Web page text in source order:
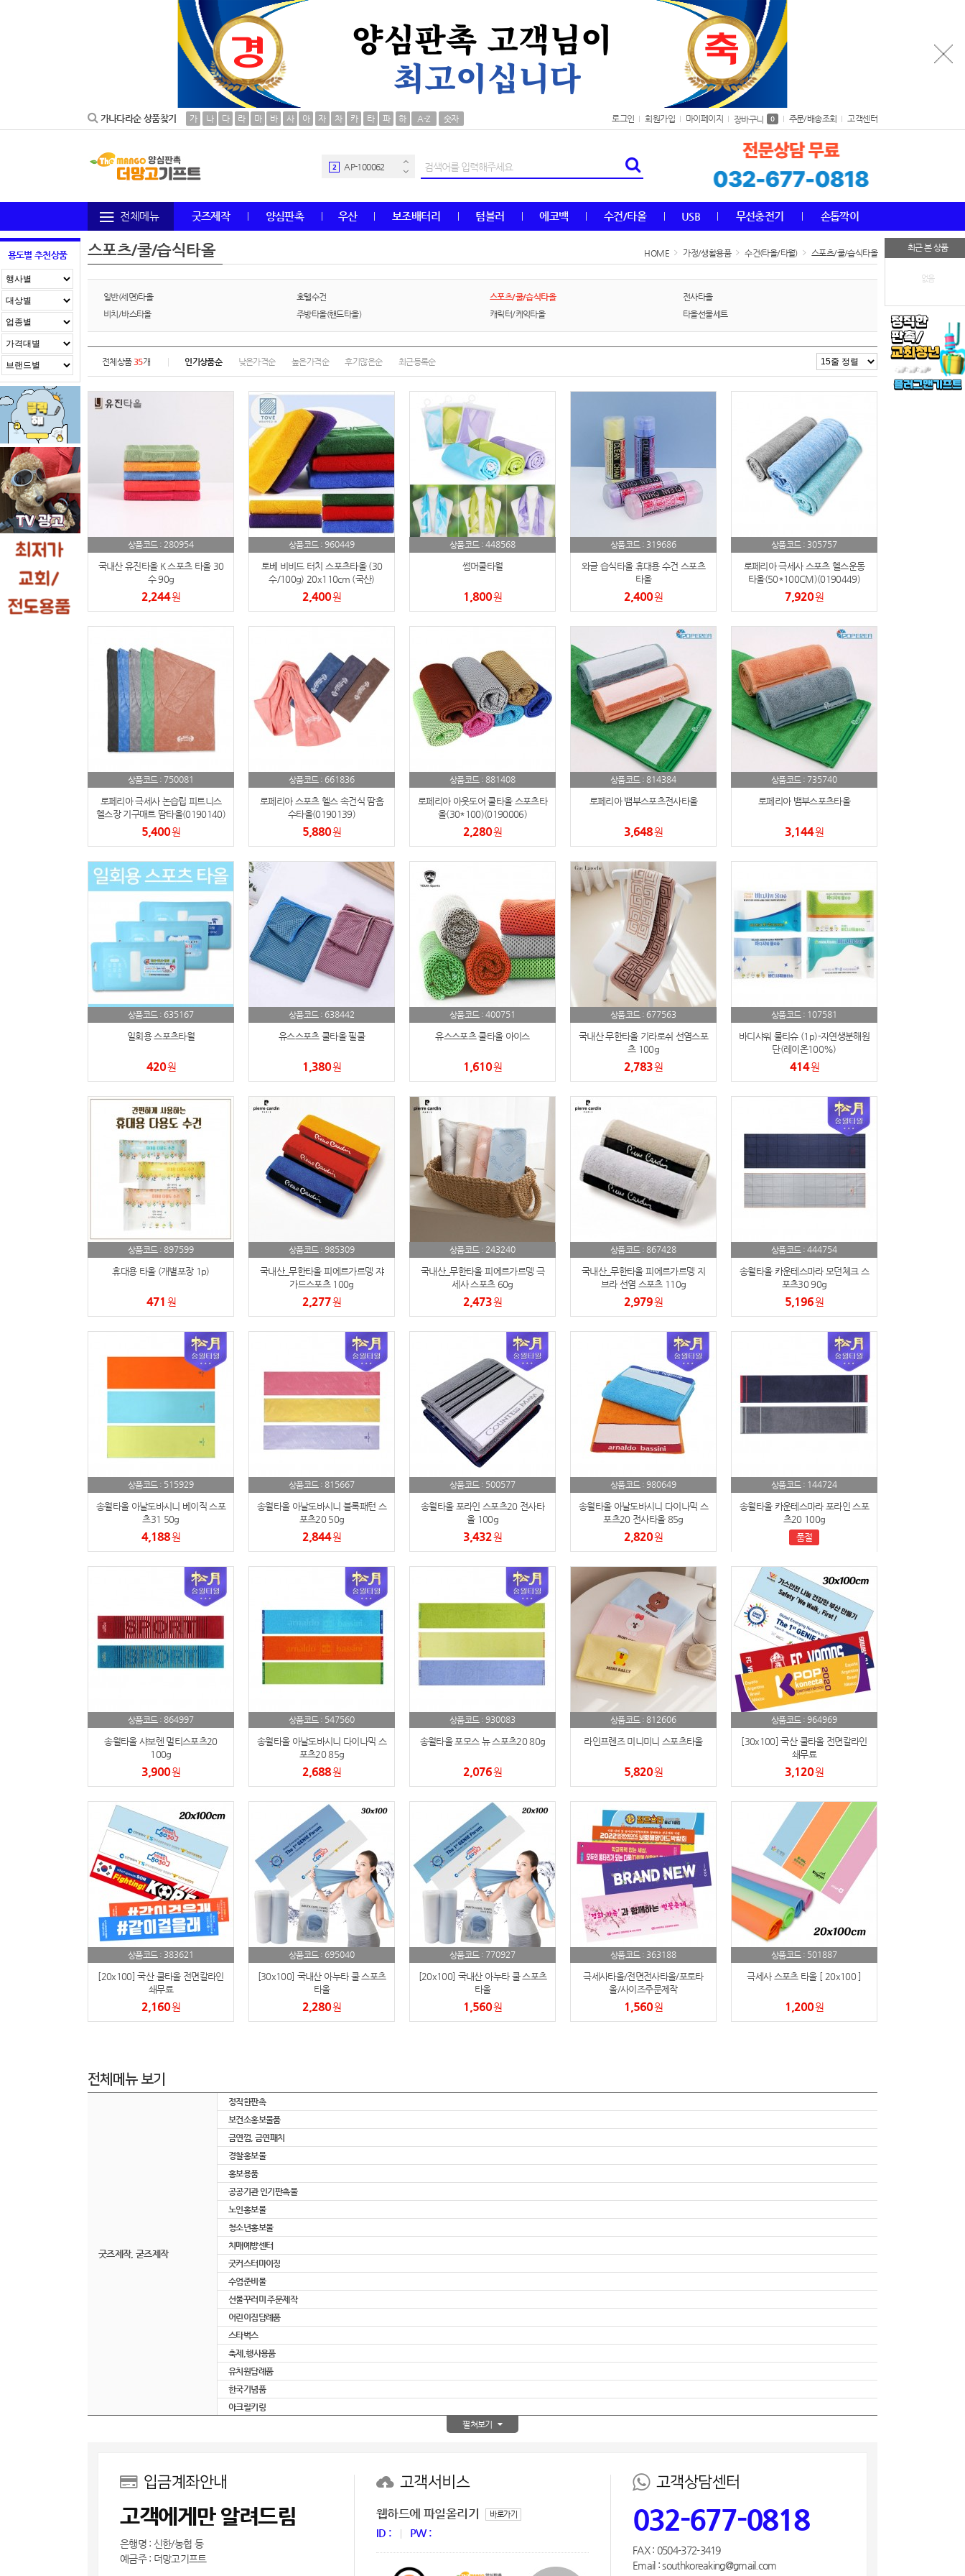
가나다라순 상품찾기 가 나 다 라 마 바 사 아 자 차 카 타 파 하 A-Z 숫자 로그인 회원가입 마이페이지 장바구니 0 주문/배송조회 고객센터
2 AP-100062
4 수건
볼펜
텀블러
10 AP-100125
11 usb
12 보조배터리
송월타올
14 에코백
15 AP-100025
16 쿠션
18 노트
19 스테들러
20
22 티슈
23
24 손톱깍이
AP-100071
26 보냉
27 AP-100052
AP-100150
AP-100084
1 우산
3 타올
4 수건
5 볼펜
6 양심판촉
7 여행
8
파우치
AP-100125
11 usb
보조배터리
14 에코백
AP-100050
노트
19 스테들러
20 구급
21 물티슈
22 티슈
24 손톱깍이
AP-100071
26 보냉
27 AP-100052
AP-100150
30
전체메뉴 굿즈제작 양심판촉 우산 보조배터리 텀블러 에코백 수건/타올 USB 무선충전기 손톱깍이
용도별 추천상품
최근 본 상품
없음
스포츠/쿨/습식타올 HOME 가정/생활용품 수건(타올/타월) 스포츠/쿨/습식타올
일반(세면)타올 호텔수건 스포츠/쿨/습식타올
전사타올
비치/바스타올
주방타올(핸드타올) 캐릭터/케익타올 타올선물세트
전체상품 35개 인기상품순 낮은가격순 높은가격순 후기많은순 최근등록순
상품코드 : 280954
국내산 유진타올 K 스포츠 타올 30
수 90g
2,244원
상품코드 : 960449
토베 비비드 터치 스포츠타올 (30
수/100g) 20x110cm (국산)
2,400원
상품코드 : 448568
썸머쿨타월
1,800원
상품코드 : 319686
와글 습식타올 휴대용 수건 스포츠
타올
2,400원
상품코드 : 305757
로페리아 극세사 스포츠 헬스운동
타올(50*100CM)(0190449)
7,920원
상품코드 : 750081
로페리아 극세사 논습립 피트니스
헬스장 기구매트 땀타올(0190140)
5,400원
상품코드 : 661836
로페리아 스포츠 헬스 속건식 땀흡
수타올(0190139)
5,880원
상품코드 : 881408
로페리아 아웃도어 쿨타올 스포츠타
올(30*100)(0190006)
2,280원
상품코드 : 814384
로페리아 뱀부스포츠전사타올
3,648원
상품코드 : 735740
로페리아 뱀부스포츠타올
3,144원
상품코드 : 635167
일회용 스포츠타월
420원
상품코드 : 638442
유스스포츠 쿨타올 필쿨
1,380원
상품코드 : 400751
유스스포츠 쿨타올 아이스
1,610원
상품코드 : 677563
국내산 무한타올 기라로쉬 선염스포
츠 100g
2,783원
상품코드 : 107581
바디샤워 물티슈 (1p)-자연생분해원
단(레이온100%)
414원
상품코드 : 897599
휴대용 타올 (개별포장 1p)
471 원
상품코드 : 985309
국내산_무한타올 피에르가르뎅 쟈
가드스포츠 100g
2,277원
상품코드 : 243240
국내산_무한타올 피에르가르뎅 극
세사 스포츠 60g
2,473원
상품코드 : 867428
국내산_무한타올 피에르가르뎅 지
브라 선염 스포츠 110g
2,979원
상품코드 : 444754
송월타올 카운테스마라 모던체크 스
포츠30 90g
5,196원
상품코드 : 515929
송월타올 아날도바시니 베이직 스포
츠31 50g
4,188원
상품코드 : 815667
송월타올 아날도바시니 블록패턴 스
포츠20 50g
2,844원
상품코드 : 500577
송월타올 포라인 스포츠20 전사타
올 100g
3,432원
상품코드 : 980649
송월타올 아날도바시니 다이나믹 스
포츠20 전사타올 85g
2,820원
상품코드 : 144724
송월타올 카운테스마라 포라인 스포
츠20 100g
품절
상품코드 : 864997
송월타올 샤보렌 멀티스포츠20
100g
3,900원
상품코드 : 547560
송월타올 아날도바시니 다이나믹 스
포츠20 85g
2,688원
상품코드 : 930083
송월타올 포모스 뉴 스포츠20 80g
2,076원
상품코드 : 812606
라인프렌즈 미니미니 스포츠타올
5,820원
상품코드 : 964969
[30x100] 국산 쿨타올 전면칼라인
쇄무료
3,120원
상품코드 : 383621
[20x100] 국산 쿨타올 전면칼라인
쇄무료
2,160원
상품코드 : 695040
[30x100] 국내산 아누타 쿨 스포츠
타올
2,280원
상품코드 : 770927
[20x100] 국내산 아누타 쿨 스포츠
타올
1,560원
상품코드 : 363188
극세사타올/전면전사타올/포토타
올/사이즈주문제작
1,560원
상품코드 : 501887
극세사 스포츠 타올 [ 20x100 ]
1,200원
전체메뉴 보기
굿즈제작, 굳즈제작
정직한판촉
보건소홍보물품
금연껌, 금연패치
경찰홍보물
홍보용품
공공기관 인기판촉물
노인홍보물
청소년홍보물
치매예방센터
굿커스터마이징
수업준비물
선물꾸러미 주문제작
어린이집답례품
스타벅스
축제,행사용품
유치원답례품
한국기념품
아크릴키링
펼쳐보기
입금계좌안내
고객에게만 알려드림
은행명 : 신한/농협 등
예금주 : 더망고기프트
고객서비스
웹하드에 파일올리기 바로가기
ID : PW :
고객상담센터
032-677-0818
FAX : 0504-372-3419
Email : southkoreaking@gmail.com